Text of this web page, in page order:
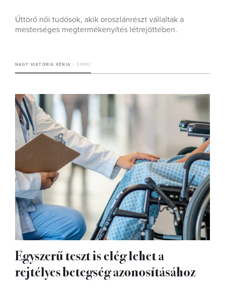
Úttörő női tudósok, akik oroszlánrészt vállaltak a
mesterséges megtermékenyítés létrejöttében.
NAGY VIKTÓRIA XÉNIA 5 PERC
Egyszerű teszt is elég lehet a
rejtélyes betegség azonosításához